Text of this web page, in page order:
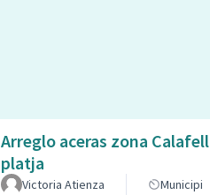
Arreglo aceras zona Calafell
platja
Victoria Atienza Municipi